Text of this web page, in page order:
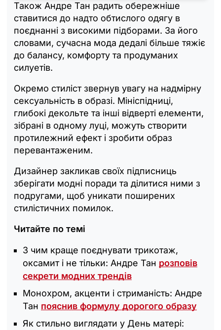
Також Андре Тан радить обережніше
ставитися до надто обтислого одягу в
поєднанні з високими підборами. За його
словами, сучасна мода дедалі більше тяжіє
до балансу, комфорту та продуманих
силуетів.
Окремо стиліст звернув увагу на надмірну
сексуальність в образі. Мініспідниці,
глибокі декольте та інші відверті елементи,
зібрані в одному луці, можуть створити
протилежний ефект і зробити образ
перевантаженим.
Дизайнер закликав своїх підписниць
зберігати модні поради та ділитися ними з
подругами, щоб уникати поширених
стилістичних помилок.
Читайте по темі
З чим краще поєднувати трикотаж,
оксамит і не тільки: Андре Тан розповів
секрети модних трендів
Монохром, акценти і стриманість: Андре
Тан пояснив формулу дорогого образу
Як стильно виглядати у День матері: